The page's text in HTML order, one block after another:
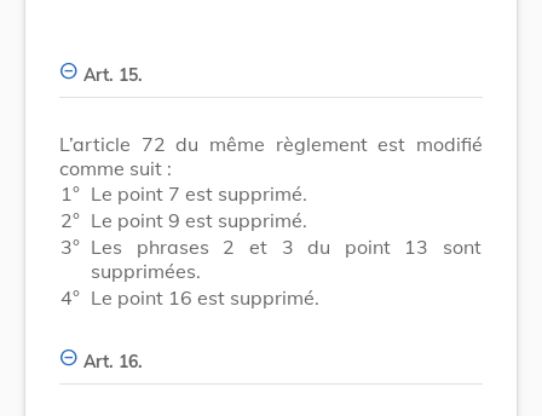
Art. 15.
L’article 72 du même règlement est modifié
comme suit :
1° Le point 7 est supprimé.
2° Le point 9 est supprimé.
3° Les phrases 2 et 3 du point 13 sont
supprimées.
4° Le point 16 est supprimé.
Art. 16.